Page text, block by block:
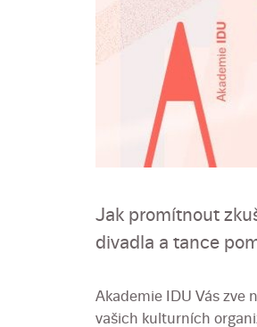
Jak promítnout
divadla a tance
Akademie IDU Vás zve
vašich kulturních